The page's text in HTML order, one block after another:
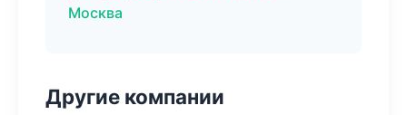
Москва
Другие компании